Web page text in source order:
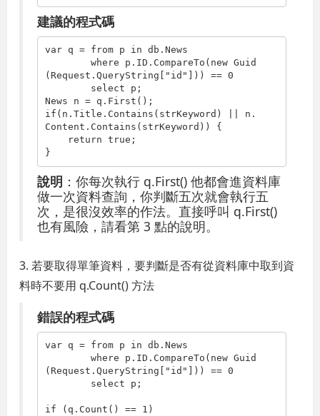
建議的程式碼
var q = from p in db.News
where p.ID.CompareTo( new Guid
(Request.QueryString[
"id"
])) == 0
select p;
if (n.Title.Contains(strKeyword) || n.
Content.Contains(strKeyword)) {
return true ;
}
說明 ：你每次執行 q.First() 他都會進資料庫
做一次資料查詢，你判斷五次就會執行五
次，是很沒效率的作法。直接呼叫 q.First()
也有風險，請看第 3 點的說明。
3. 若要取得單筆資料，要判斷是否有從資料庫中取到資
料時不要用 q.Count() 方法
錯誤的程式碼
var q = from p in db.News
where p.ID.CompareTo( new Guid
(Request.QueryString[
"id"
])) == 0
select p;
if (q.Count() == 1)